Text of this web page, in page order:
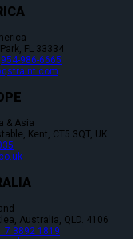
FL 33334
954-986-6665
& Asia
Kent, CT5 3QT, UK
Australia, QLD. 4106
7 3892 1819